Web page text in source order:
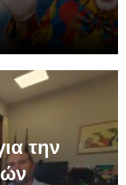
την